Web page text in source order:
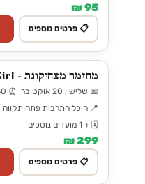
95 ₪
📋 פרטים נוספים
מחזמר מצחיקונת - Funny Girl
📅 שלישי, 20 אוקטובר ⏰ 20:30
📍 היכל התרבות פתח תקווה
🗓️ + 1 מועדים נוספים
299 ₪
📋 פרטים נוספים